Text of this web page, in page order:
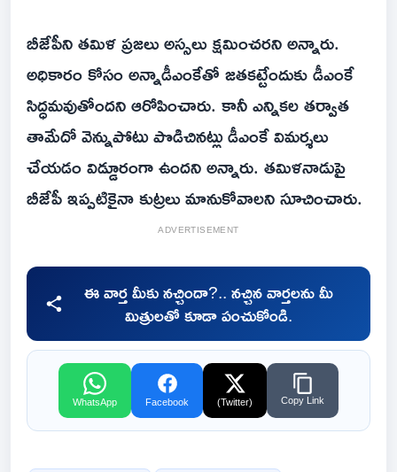
బీజేపీని తమిళ ప్రజలు అస్సలు క్షమించరని అన్నారు.
అధికారం కోసం అన్నాడీఎంకేతో జతకట్టేందుకు డీఎంకే
సిద్ధమవుతోందని ఆరోపించారు. కానీ ఎన్నికల తర్వాత
తామేదో వెన్నుపోటు పొడిచినట్లు డీఎంకే విమర్శలు
చేయడం విడ్డూరంగా ఉందని అన్నారు. తమిళనాడుపై
బీజేపీ ఇప్పటికైనా కుట్రలు మానుకోవాలని సూచించారు.
ADVERTISEMENT
ఈ వార్త మీకు నచ్చిందా?.. నచ్చిన వార్తలను మీ
మిత్రులతో కూడా పంచుకోండి.
WhatsApp Facebook (Twitter) Copy Link